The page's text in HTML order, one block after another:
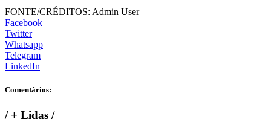
FONTE/CRÉDITOS: Admin User
Facebook
Twitter
Whatsapp
Telegram
LinkedIn
Comentários:
/+ Lidas /